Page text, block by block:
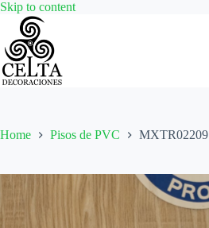
Skip to contentSkip
Home Pisos de PVC MXTR02209